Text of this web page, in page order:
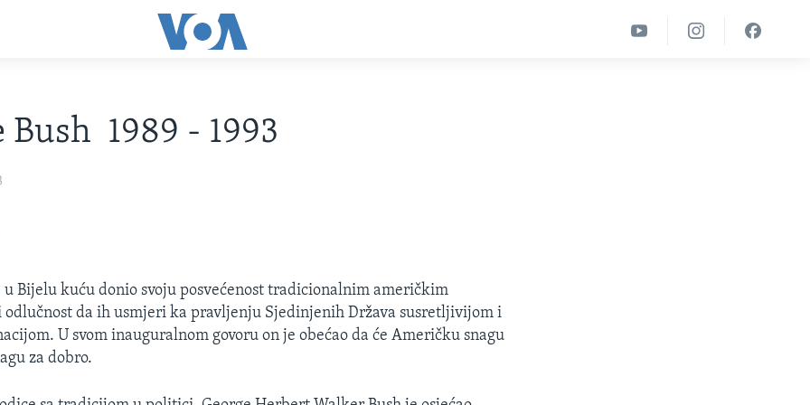
Bush 1989 - 1993
u Bijelu kuću donio svoju posvećenost tradicionalnim američkim
da ih usmjeri ka pravljenju Sjedinjenih Država susretljivijom i
U svom inauguralnom govoru on je obećao da će Američku snagu
za dobro.